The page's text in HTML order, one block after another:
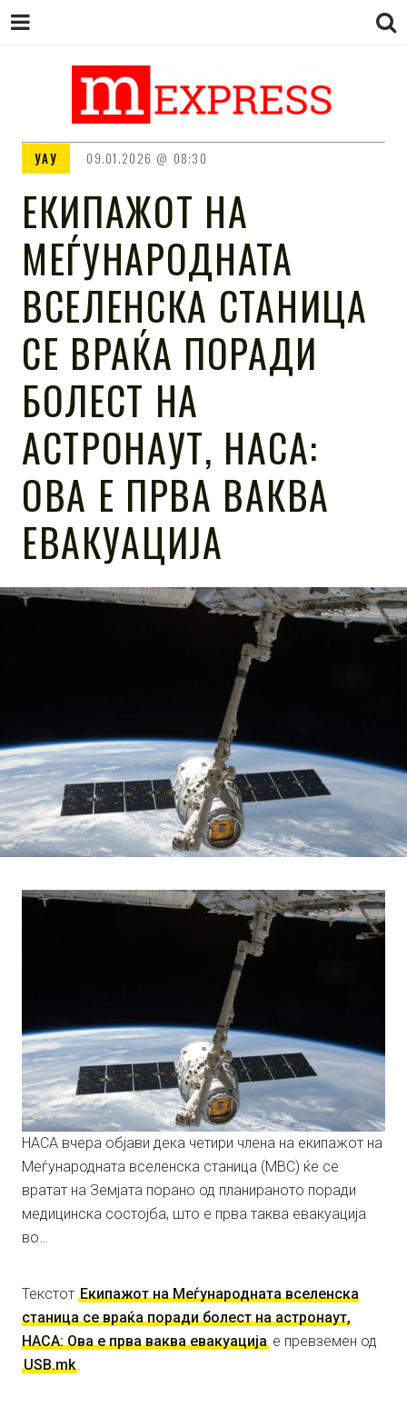
M EXPRESS
УАУ 09.01.2026 08:30
ЕКИПАЖОТ НА
МЕЃУНАРОДНАТА
ВСЕЛЕНСКА СТАНИЦА
СЕ ВРАЌА ПОРАДИ
БОЛЕСТ НА
АСТРОНАУТ, НАСА:
ОВА Е ПРВА ВАКВА
ЕВАКУАЦИЈА
НАСА вчера објави дека четири члена на екипажот на
Меѓународната вселенска станица (МВС) ќе се
вратат на Земјата порано од планираното поради
медицинска состојба, што е прва таква евакуација
во…
Текстот Екипажот на Меѓународната вселенска
станица се враќа поради болест на астронаут,
НАСА: Ова е прва ваква евакуација е превземен од
USB.mk.